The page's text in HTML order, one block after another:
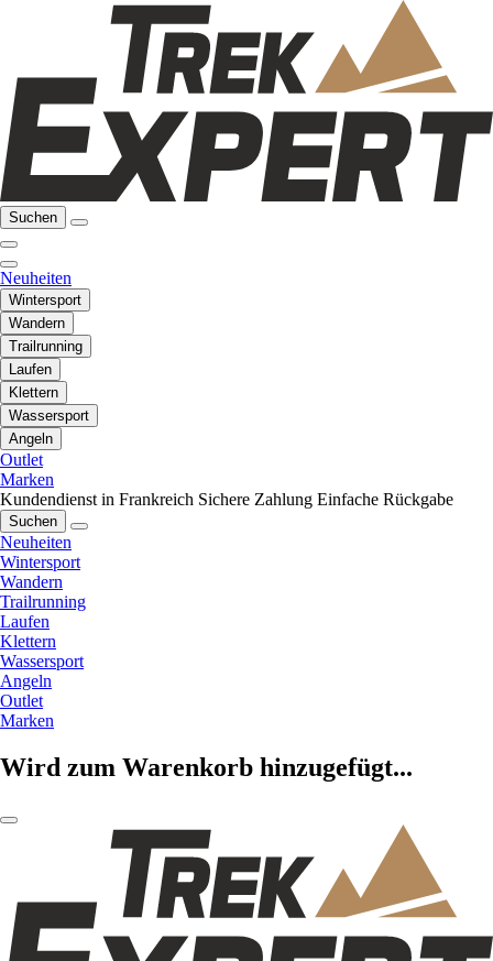
Suchen
Neuheiten
Wintersport
Wandern
Trailrunning
Laufen
Klettern
Wassersport
Angeln
Outlet
Marken
Kundendienst in Frankreich Sichere Zahlung Einfache Rückgabe
Suchen
Neuheiten
Wintersport
Wandern
Trailrunning
Laufen
Klettern
Wassersport
Angeln
Outlet
Marken
Wird zum Warenkorb hinzugefügt...